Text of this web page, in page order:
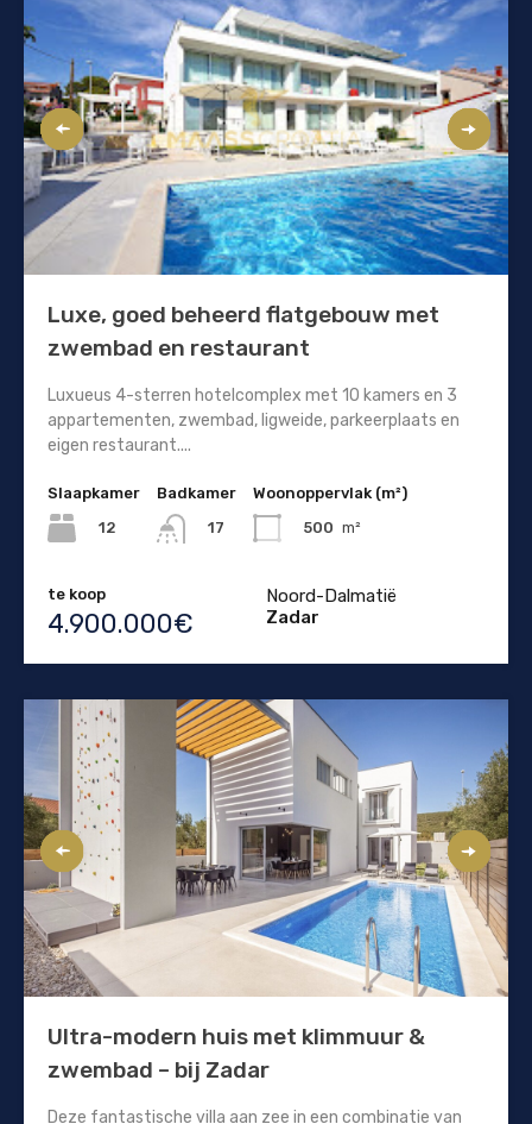
Luxe, goed beheerd flatgebouw met
zwembad en restaurant
Luxueus 4-sterren hotelcomplex met 10 kamers en 3
appartementen, zwembad, ligweide, parkeerplaats en
eigen restaurant....
Slaapkamer
12
Badkamer
17
Woonoppervlak (m²)
500 m²
te koop
4.900.000€
Noord-Dalmatië
Zadar
Ultra-modern huis met klimmuur &
zwembad – bij Zadar
Deze fantastische villa aan zee in een combinatie van